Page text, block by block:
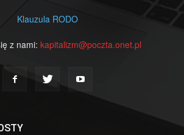
Klauzula RODO
z nami: kapitalizm@poczta.onet.pl